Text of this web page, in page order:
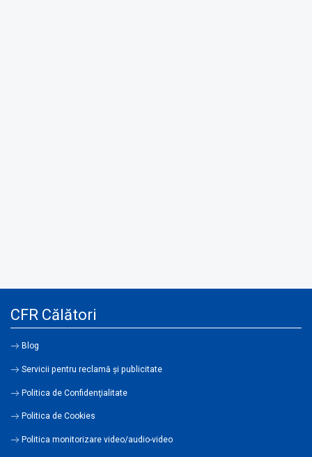
CFR Călători
Blog
Servicii pentru reclamă și publicitate
Politica de Confidenţialitate
Politica de Cookies
Politica monitorizare video/audio-video